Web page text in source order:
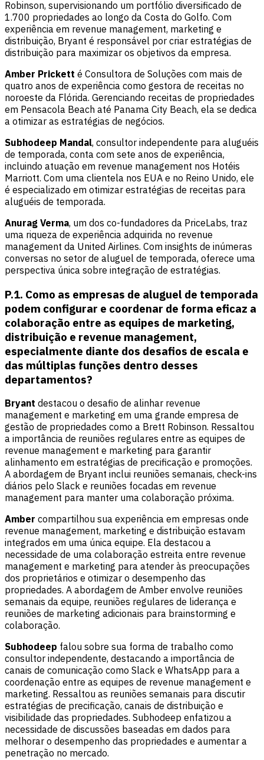
Robinson, supervisionando um portfólio diversificado de
1.700 propriedades ao longo da Costa do Golfo. Com
experiência em revenue management, marketing e
distribuição, Bryant é responsável por criar estratégias de
distribuição para maximizar os objetivos da empresa.
Amber Prickett é Consultora de Soluções com mais de
quatro anos de experiência como gestora de receitas no
noroeste da Flórida. Gerenciando receitas de propriedades
em Pensacola Beach até Panama City Beach, ela se dedica
a otimizar as estratégias de negócios.
Subhodeep Mandal, consultor independente para aluguéis
de temporada, conta com sete anos de experiência,
incluindo atuação em revenue management nos Hotéis
Marriott. Com uma clientela nos EUA e no Reino Unido, ele
é especializado em otimizar estratégias de receitas para
aluguéis de temporada.
Anurag Verma, um dos co-fundadores da PriceLabs, traz
uma riqueza de experiência adquirida no revenue
management da United Airlines. Com insights de inúmeras
conversas no setor de aluguel de temporada, oferece uma
perspectiva única sobre integração de estratégias.
P.1. Como as empresas de aluguel de temporada
podem configurar e coordenar de forma eficaz a
colaboração entre as equipes de marketing,
distribuição e revenue management,
especialmente diante dos desafios de escala e
das múltiplas funções dentro desses
departamentos?
Bryant destacou o desafio de alinhar revenue
management e marketing em uma grande empresa de
gestão de propriedades como a Brett Robinson. Ressaltou
a importância de reuniões regulares entre as equipes de
revenue management e marketing para garantir
alinhamento em estratégias de precificação e promoções.
A abordagem de Bryant inclui reuniões semanais, check-ins
diários pelo Slack e reuniões focadas em revenue
management para manter uma colaboração próxima.
Amber compartilhou sua experiência em empresas onde
revenue management, marketing e distribuição estavam
integrados em uma única equipe. Ela destacou a
necessidade de uma colaboração estreita entre revenue
management e marketing para atender às preocupações
dos proprietários e otimizar o desempenho das
propriedades. A abordagem de Amber envolve reuniões
semanais da equipe, reuniões regulares de liderança e
reuniões de marketing adicionais para brainstorming e
colaboração.
Subhodeep falou sobre sua forma de trabalho como
consultor independente, destacando a importância de
canais de comunicação como Slack e WhatsApp para a
coordenação entre as equipes de revenue management e
marketing. Ressaltou as reuniões semanais para discutir
estratégias de precificação, canais de distribuição e
visibilidade das propriedades. Subhodeep enfatizou a
necessidade de discussões baseadas em dados para
melhorar o desempenho das propriedades e aumentar a
penetração no mercado.